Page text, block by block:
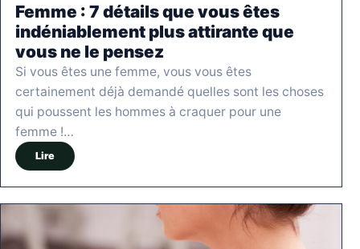
Femme : 7 détails que vous êtes
indéniablement plus attirante que
vous ne le pensez
Si vous êtes une femme, vous vous êtes
certainement déjà demandé quelles sont les choses
qui poussent les hommes à craquer pour une
femme !…
Lire